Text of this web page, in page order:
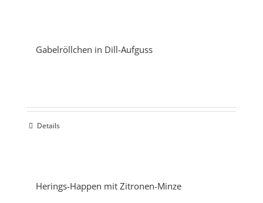
Gabelröllchen in Dill-Aufguss
Details
Herings-Happen mit Zitronen-Minze